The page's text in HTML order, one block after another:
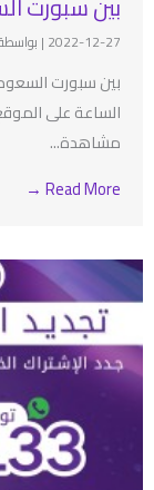
2022-12-27
|
بين سبورت
الساعة على
مشاهدة...
Read More →